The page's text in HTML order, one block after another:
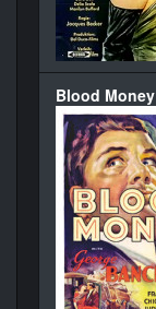
Blood Money